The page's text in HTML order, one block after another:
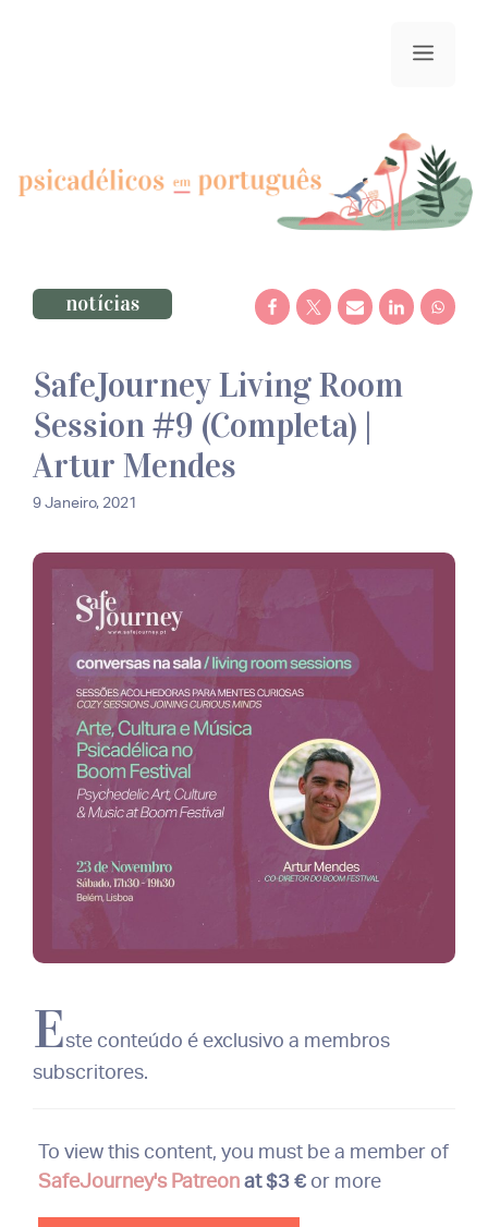
menu
notícias
SafeJourney Living Room
Session #9 (Completa) |
Artur Mendes
9 Janeiro, 2021
Este conteúdo é exclusivo a membros
subscritores.
To view this content, you must be a member of
SafeJourney's Patreonat $3 € or more